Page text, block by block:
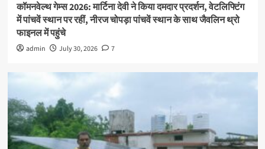
कॉमनवेल्थ गेम्स 2026: मार्टिना देवी ने किया दमदार प्रदर्शन, वेटलिफ्टिंग
में पांचवें स्थान पर रहीं, नीरज चोपड़ा पांचवें स्थान के साथ जैवलिन थ्रो
फाइनल में पहुंचे
admin July 30, 2026 7